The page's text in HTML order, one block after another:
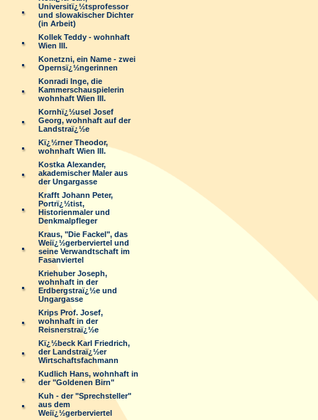
Universitï¿½tsprofessor
und slowakischer Dichter
(in Arbeit)
Kollek Teddy - wohnhaft
Wien III.
Konetzni, ein Name - zwei
Opernsï¿½ngerinnen
Konradi Inge, die
Kammerschauspielerin
wohnhaft Wien III.
Kornhï¿½usel Josef
Georg, wohnhaft auf der
Landstraï¿½e
Kï¿½rner Theodor,
wohnhaft Wien III.
Kostka Alexander,
akademischer Maler aus
der Ungargasse
Krafft Johann Peter,
Portrï¿½tist,
Historienmaler und
Denkmalpfleger
Kraus, "Die Fackel", das
Weiï¿½gerberviertel und
seine Verwandtschaft im
Fasanviertel
Kriehuber Joseph,
wohnhaft in der
Erdbergstraï¿½e und
Ungargasse
Krips Prof. Josef,
wohnhaft in der
Reisnerstraï¿½e
Kï¿½beck Karl Friedrich,
der Landstraï¿½er
Wirtschaftsfachmann
Kudlich Hans, wohnhaft in
der "Goldenen Birn"
Kuh - der "Sprechsteller"
aus dem
Weiï¿½gerberviertel